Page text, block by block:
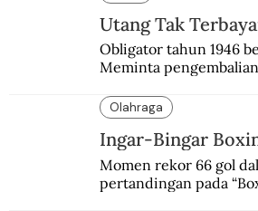
Utang Tak
Obligator tahun 1946
Meminta
Olahraga
Ingar-Bingar
Momen rekor 66 gol
pertandingan pada